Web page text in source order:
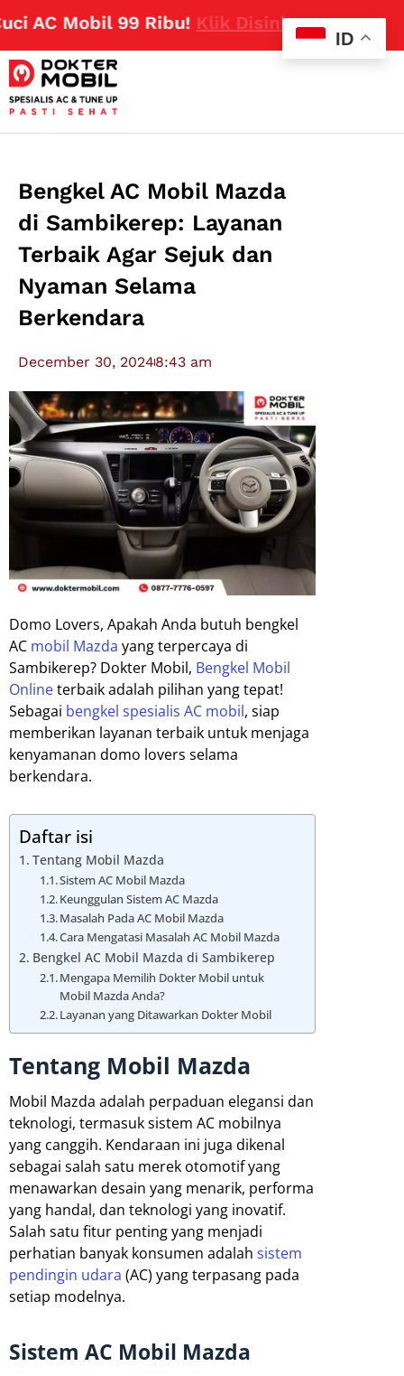
Mobil 99 Ribu!Klik Disini
Bengkel AC Mobil Mazda
di Sambikerep: Layanan
Terbaik Agar Sejuk dan
Nyaman Selama
Berkendara
December 30, 20248:43 am
Domo Lovers, Apakah Anda butuh bengkel
AC mobil Mazda yang terpercaya di
Sambikerep? Dokter Mobil, Bengkel Mobil
Onlineterbaik adalah pilihan yang tepat!
Sebagai bengkel spesialis AC mobil, siap
memberikan layanan terbaik untuk menjaga
kenyamanan domo lovers selama
berkendara.
Daftar isi
Tentang Mobil Mazda
Sistem AC Mobil Mazda
Keunggulan Sistem AC Mazda
Masalah Pada AC Mobil Mazda
Cara Mengatasi Masalah AC Mobil Mazda
Bengkel AC Mobil Mazda di Sambikerep
Mengapa Memilih Dokter Mobil untuk
Mobil Mazda Anda?
Layanan yang Ditawarkan Dokter Mobil
Tentang Mobil Mazda
Mobil Mazda adalah perpaduan elegansi dan
teknologi, termasuk sistem AC mobilnya
yang canggih. Kendaraan ini juga dikenal
sebagai salah satu merek otomotif yang
menawarkan desain yang menarik, performa
yang handal, dan teknologi yang inovatif.
Salah satu fitur penting yang menjadi
perhatian banyak konsumen adalah sistem
pendingin udara (AC) yang terpasang pada
setiap modelnya.
Sistem AC Mobil Mazda
ID